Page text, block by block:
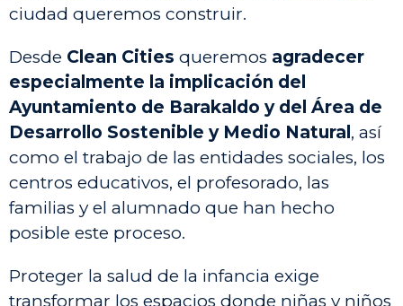
ciudad queremos construir.
Desde Clean Cities queremos agradecer
especialmente la implicación del
Ayuntamiento de Barakaldo y del Área de
Desarrollo Sostenible y Medio Natural , así
como el trabajo de las entidades sociales, los
centros educativos, el profesorado, las
familias y el alumnado que han hecho
posible este proceso.
Proteger la salud de la infancia exige
transformar los espacios donde niñas y niños